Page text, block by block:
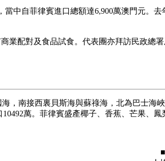
中自菲律賓進口總額達6,900萬澳門元。
業配對及食品試食。代表團亦拜訪民政總
南接西裏貝斯海與蘇祿海，北為巴士海峽
萬。菲律賓盛產椰子、香蕉、芒果、
■生